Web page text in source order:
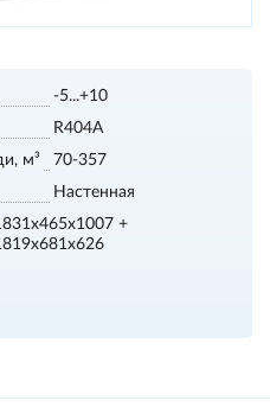
-5...+10
R404A
м³
70-357
Настенная
+